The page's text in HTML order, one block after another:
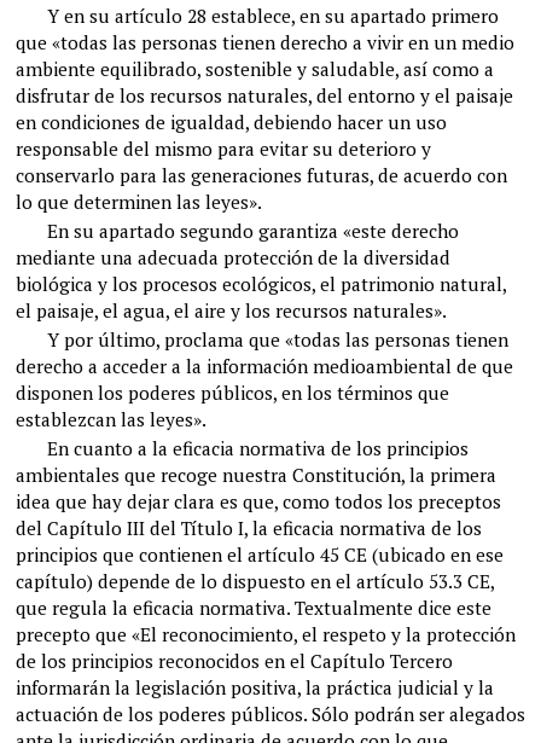
Y en su artículo 28 establece, en su apartado primero
que «todas las personas tienen derecho a vivir en un medio
ambiente equilibrado, sostenible y saludable, así como a
disfrutar de los recursos naturales, del entorno y el paisaje
en condiciones de igualdad, debiendo hacer un uso
responsable del mismo para evitar su deterioro y
conservarlo para las generaciones futuras, de acuerdo con
lo que determinen las leyes».
En su apartado segundo garantiza «este derecho
mediante una adecuada protección de la diversidad
biológica y los procesos ecológicos, el patrimonio natural,
el paisaje, el agua, el aire y los recursos naturales».
Y por último, proclama que «todas las personas tienen
derecho a acceder a la información medioambiental de que
disponen los poderes públicos, en los términos que
establezcan las leyes».
En cuanto a la eficacia normativa de los principios
ambientales que recoge nuestra Constitución, la primera
idea que hay dejar clara es que, como todos los preceptos
del Capítulo III del Título I, la eficacia normativa de los
principios que contienen el artículo 45 CE (ubicado en ese
capítulo) depende de lo dispuesto en el artículo 53.3 CE,
que regula la eficacia normativa. Textualmente dice este
precepto que «El reconocimiento, el respeto y la protección
de los principios reconocidos en el Capítulo Tercero
informarán la legislación positiva, la práctica judicial y la
actuación de los poderes públicos. Sólo podrán ser alegados